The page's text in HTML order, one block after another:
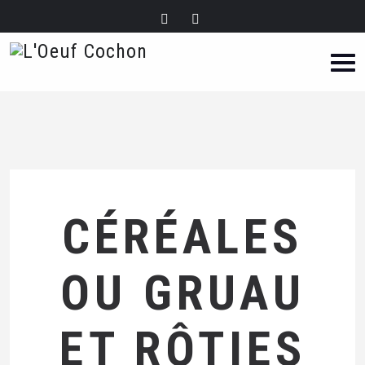
CÉRÉALES
OU GRUAU
ET RÔTIES